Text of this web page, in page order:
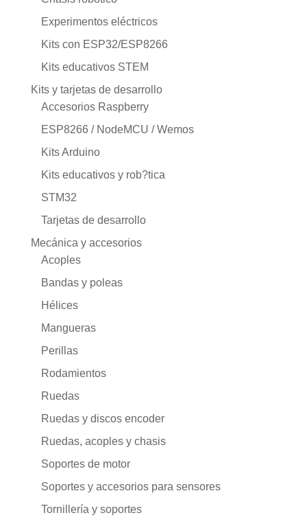
Experimentos eléctricos
Kits con ESP32/ESP8266
Kits educativos STEM
Kits y tarjetas de desarrollo
Accesorios Raspberry
ESP8266 / NodeMCU / Wemos
Kits Arduino
Kits educativos y rob?tica
STM32
Tarjetas de desarrollo
Mecánica y accesorios
Acoples
Bandas y poleas
Hélices
Mangueras
Perillas
Rodamientos
Ruedas
Ruedas y discos encoder
Ruedas, acoples y chasis
Soportes de motor
Soportes y accesorios para sensores
Tornillería y soportes